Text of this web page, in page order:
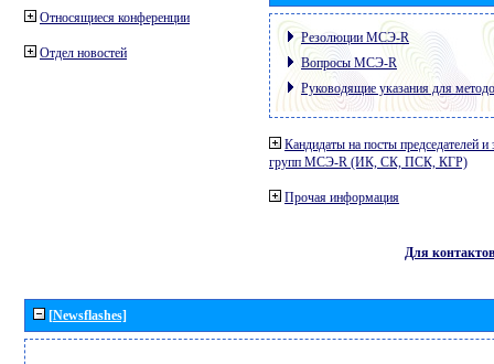
Относящиеся конференции
Отдел новостей
Резолюции МСЭ-R
Вопросы МСЭ-R
Руководящие указания для
Кандидаты на посты председателей и
групп МСЭ-R (ИК, СК, ПСК, КГР)
Прочая информация
Для контактов
[Newsflashes]